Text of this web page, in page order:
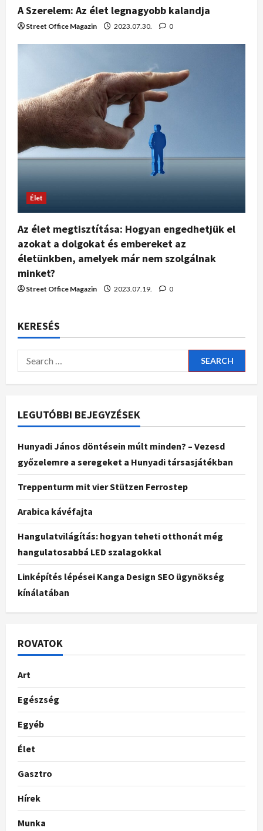
A Szerelem: Az élet legnagyobb kalandja
Street Office Magazin 2023.07.30. 0
Élet
Az élet megtisztítása: Hogyan engedhetjük el
azokat a dolgokat és embereket az
életünkben, amelyek már nem szolgálnak
minket?
Street Office Magazin 2023.07.19. 0
KERESÉS
LEGUTÓBBI BEJEGYZÉSEK
Hunyadi János döntésein múlt minden? – Vezesd
győzelemre a seregeket a Hunyadi társasjátékban
Treppenturm mit vier Stützen Ferrostep
Arabica kávéfajta
Hangulatvilágítás: hogyan teheti otthonát még
hangulatosabbá LED szalagokkal
Linképítés lépései Kanga Design SEO ügynökség
kínálatában
ROVATOK
Art
Egészség
Egyéb
Élet
Gasztro
Hírek
Munka